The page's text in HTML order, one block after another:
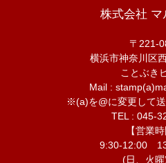
株式会社 マ
〒221-
横浜市神奈川区
ことぶき
Mail :
※(a)を@に変更して送
TEL : 045-
【営業時
9:30-12:00
(日、火